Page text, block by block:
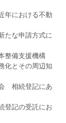
における不動
たな申請方式に
整備支援機構
化とその周辺知
相続登記にあ
記の受託にお